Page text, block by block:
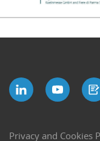
Privacy and Cookies